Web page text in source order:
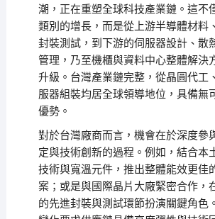
潮，正在重塑全球科技產業鏈。這不
類別的增長，而是從上游半導體材料
封裝測試，到下游的伺服器設計、散
管理，乃至機櫃與資料中心整體解決
升級。台灣產業鏈完整，從晶圓代工
服器組裝均居全球領導地位，具備無
優勢。
對於台灣廠商而言，機會在於深度參
定與技術創新的過程。例如，結合本
技術與寬溫元件，推出整體能效更佳
案；或是與國際晶片大廠緊密合作，
的先進封裝與測試環節扮演關鍵角色